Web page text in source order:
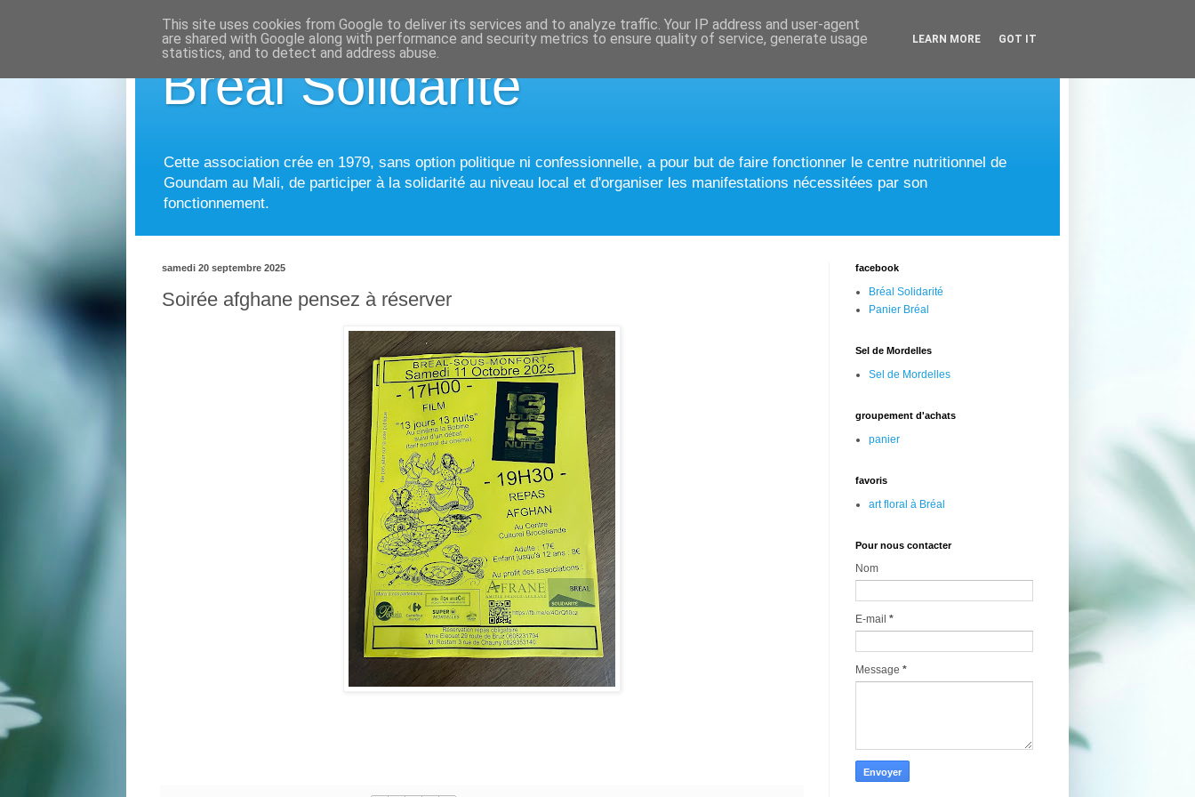
Bréal Solidarité
Cette association crée en 1979, sans option politique ni confessionnelle, a pour but de faire fonctionner le centre nutritionnel de
Goundam au Mali, de participer à la solidarité au niveau local et d'organiser les manifestations nécessitées par son
fonctionnement.
samedi 20 septembre 2025
Soirée afghane pensez à réserver
facebook
Bréal Solidarité
Panier Bréal
Sel de Mordelles
Sel de Mordelles
groupement d'achats
panier
favoris
art floral à Bréal
Pour nous contacter
Nom
E-mail *
Message *
This site uses cookies from Google to deliver its services and to analyze traffic. Your IP address and user-agent
are shared with Google along with performance and security metrics to ensure quality of service, generate usage
statistics, and to detect and address abuse.
LEARN MORE GOT IT